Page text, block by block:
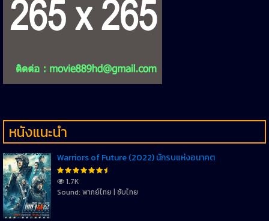
หนังแนะนำ
Warriors of Future (2022) นักรบแห่งอนาคต
1.7K
Sound: พากย์ไทย | ซับไทย